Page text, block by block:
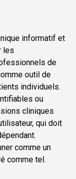
informatif et
les
de
outil de
individuels.
ou
cliniques
qui doit
comme un
comme tel.